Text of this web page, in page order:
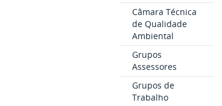
Câmara Técnica
de Qualidade
Ambiental
Grupos
Assessores
Grupos de
Trabalho